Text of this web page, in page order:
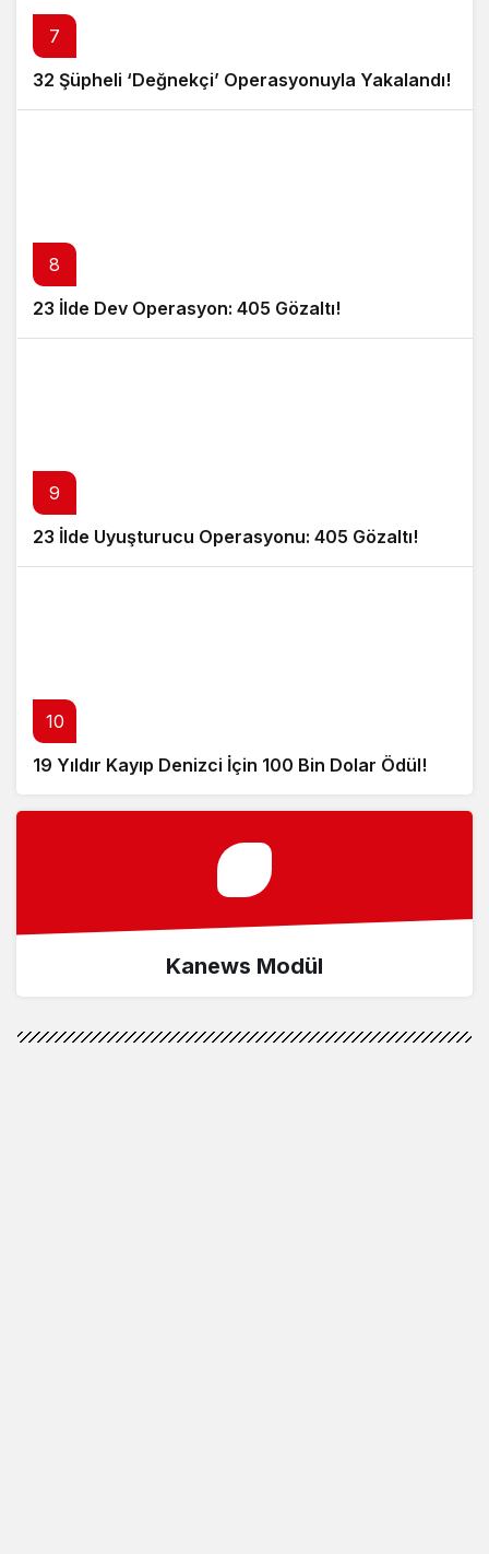
7
32 Şüpheli ‘Değnekçi’ Operasyonuyla Yakalandı!
8
23 İlde Dev Operasyon: 405 Gözaltı!
9
23 İlde Uyuşturucu Operasyonu: 405 Gözaltı!
10
19 Yıldır Kayıp Denizci İçin 100 Bin Dolar Ödül!
Kanews Modül